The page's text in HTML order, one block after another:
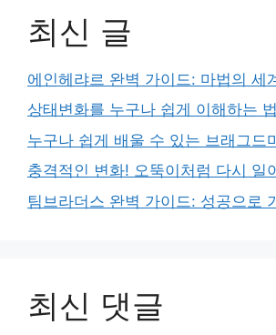
최신 글
에인헤랴르 완벽 가이드: 마법의 세
상태변화를 누구나 쉽게 이해하는 법
누구나 쉽게 배울 수 있는 브래그드
충격적인 변화! 오뚝이처럼 다시 일
팀브라더스 완벽 가이드: 성공으로
최신 댓글